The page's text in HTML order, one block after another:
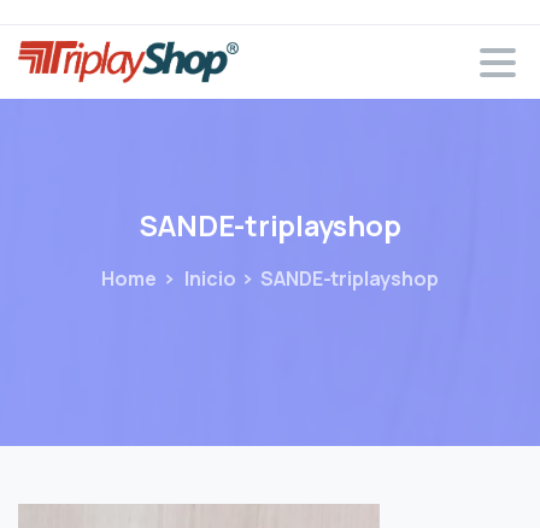
SANDE-triplayshop
Home Inicio SANDE-triplayshop